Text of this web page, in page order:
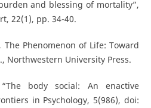
and blessing of mortality”,
22(1), pp. 34-40.
The Phenomenon of Life: Toward
Northwestern University Press.
body social: An enactive
in Psychology, 5(986), doi: